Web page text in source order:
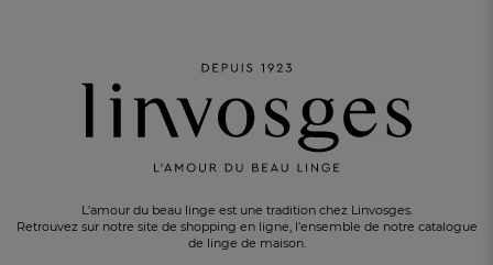
L'amour du beau linge est une tradition chez Linvosges.
Retrouvez sur notre site de shopping en ligne, l'ensemble de notre catalogue
de linge de maison.